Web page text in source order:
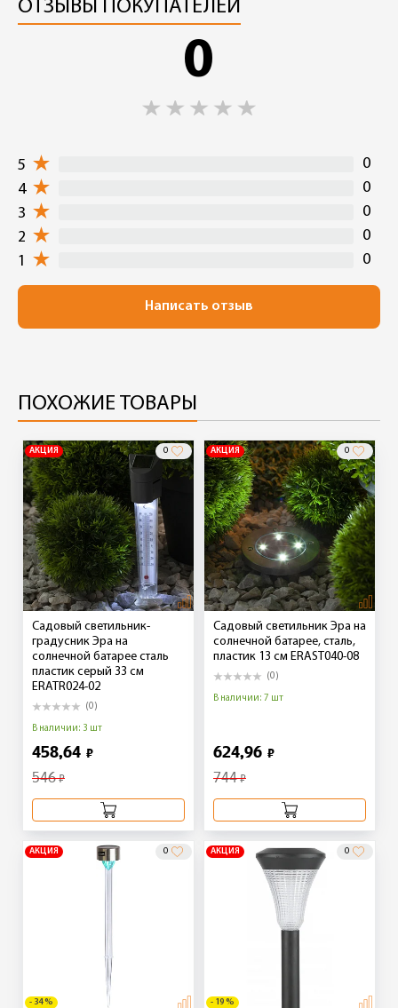
ОТЗЫВЫ ПОКУПАТЕЛЕЙ
0
5
0
4
0
3
0
2
0
1
0
Написать отзыв
ПОХОЖИЕ ТОВАРЫ
АКЦИЯ 0
Садовый светильник-
градусник Эра на
солнечной батарее сталь
пластик серый 33 см
ERATR024-02
(0)
В наличии: 3 шт
458,64 ₽
546₽
АКЦИЯ 0
Садовый светильник Эра на
солнечной батарее, сталь,
пластик 13 см ERAST040-08
(0)
В наличии: 7 шт
624,96 ₽
744₽
АКЦИЯ
- 34 %
0 АКЦИЯ
- 19 %
0